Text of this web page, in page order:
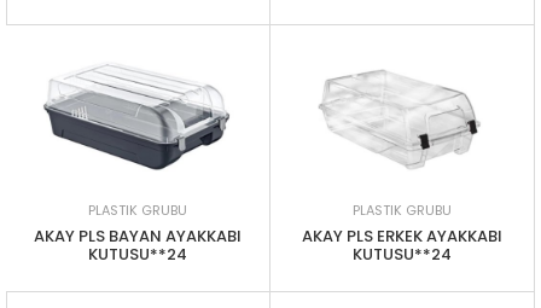
PLASTIK GRUBU
AKAY PLS BAYAN AYAKKABI
KUTUSU**24
PLASTIK GRUBU
AKAY PLS ERKEK AYAKKABI
KUTUSU**24